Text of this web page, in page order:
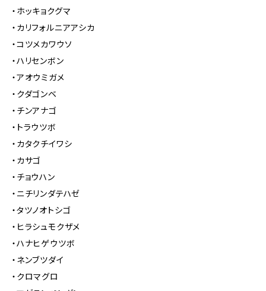
・ホッキョクグマ
・カリフォルニアアシカ
・コツメカワウソ
・ハリセンボン
・アオウミガメ
・クダゴンベ
・チンアナゴ
・トラウツボ
・カタクチイワシ
・カサゴ
・チョウハン
・ニチリンダテハゼ
・タツノオトシゴ
・ヒラシュモクザメ
・ハナヒゲウツボ
・ネンブツダイ
・クロマグロ